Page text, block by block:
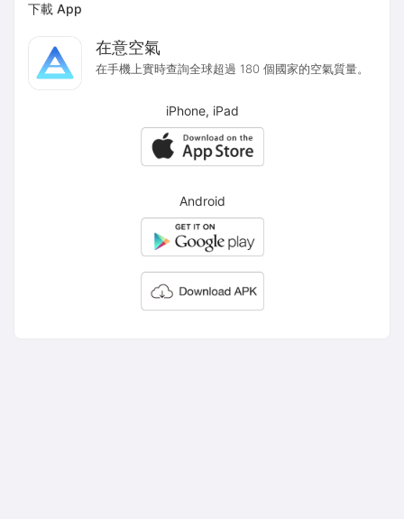
下載 App
在意空氣
在手機上實時查詢全球超過 180 個國家的空氣質量。
iPhone, iPad
Android